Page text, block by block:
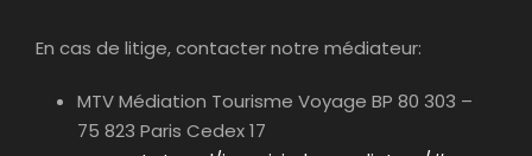
En cas de litige, contacter notre médiateur:
MTV Médiation Tourisme Voyage BP 80 303 –
75 823 Paris Cedex 17